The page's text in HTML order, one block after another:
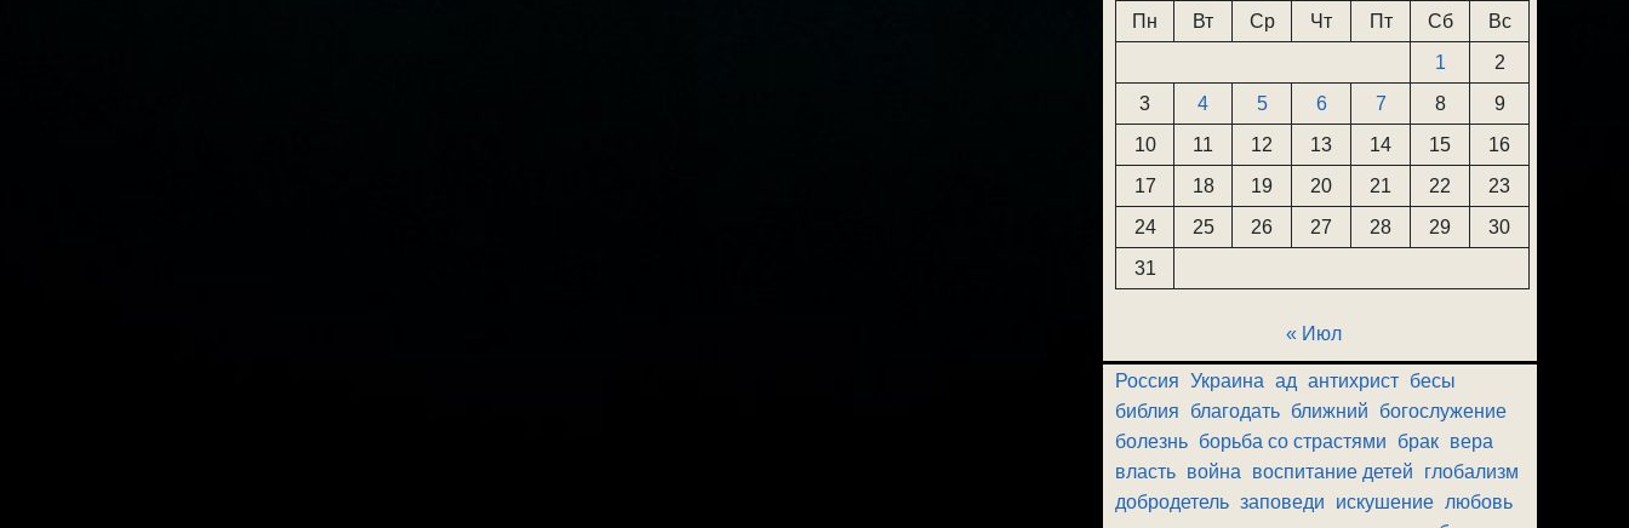
Пн
Вт Ср Чт Пт Сб
Вс
1
2
3
4 5 6 7 8
9
10
11 12 13 14 15
16
17
18 19 20 21 22
23
24
25 26 27 28 29
30
31
« Июл
Россия Украина ад антихрист бесы
библия
благодать ближний
богослужение
болезнь борьба со страстями брак вера
власть война воспитание детей
глобализм
добродетель заповеди искушение любовь